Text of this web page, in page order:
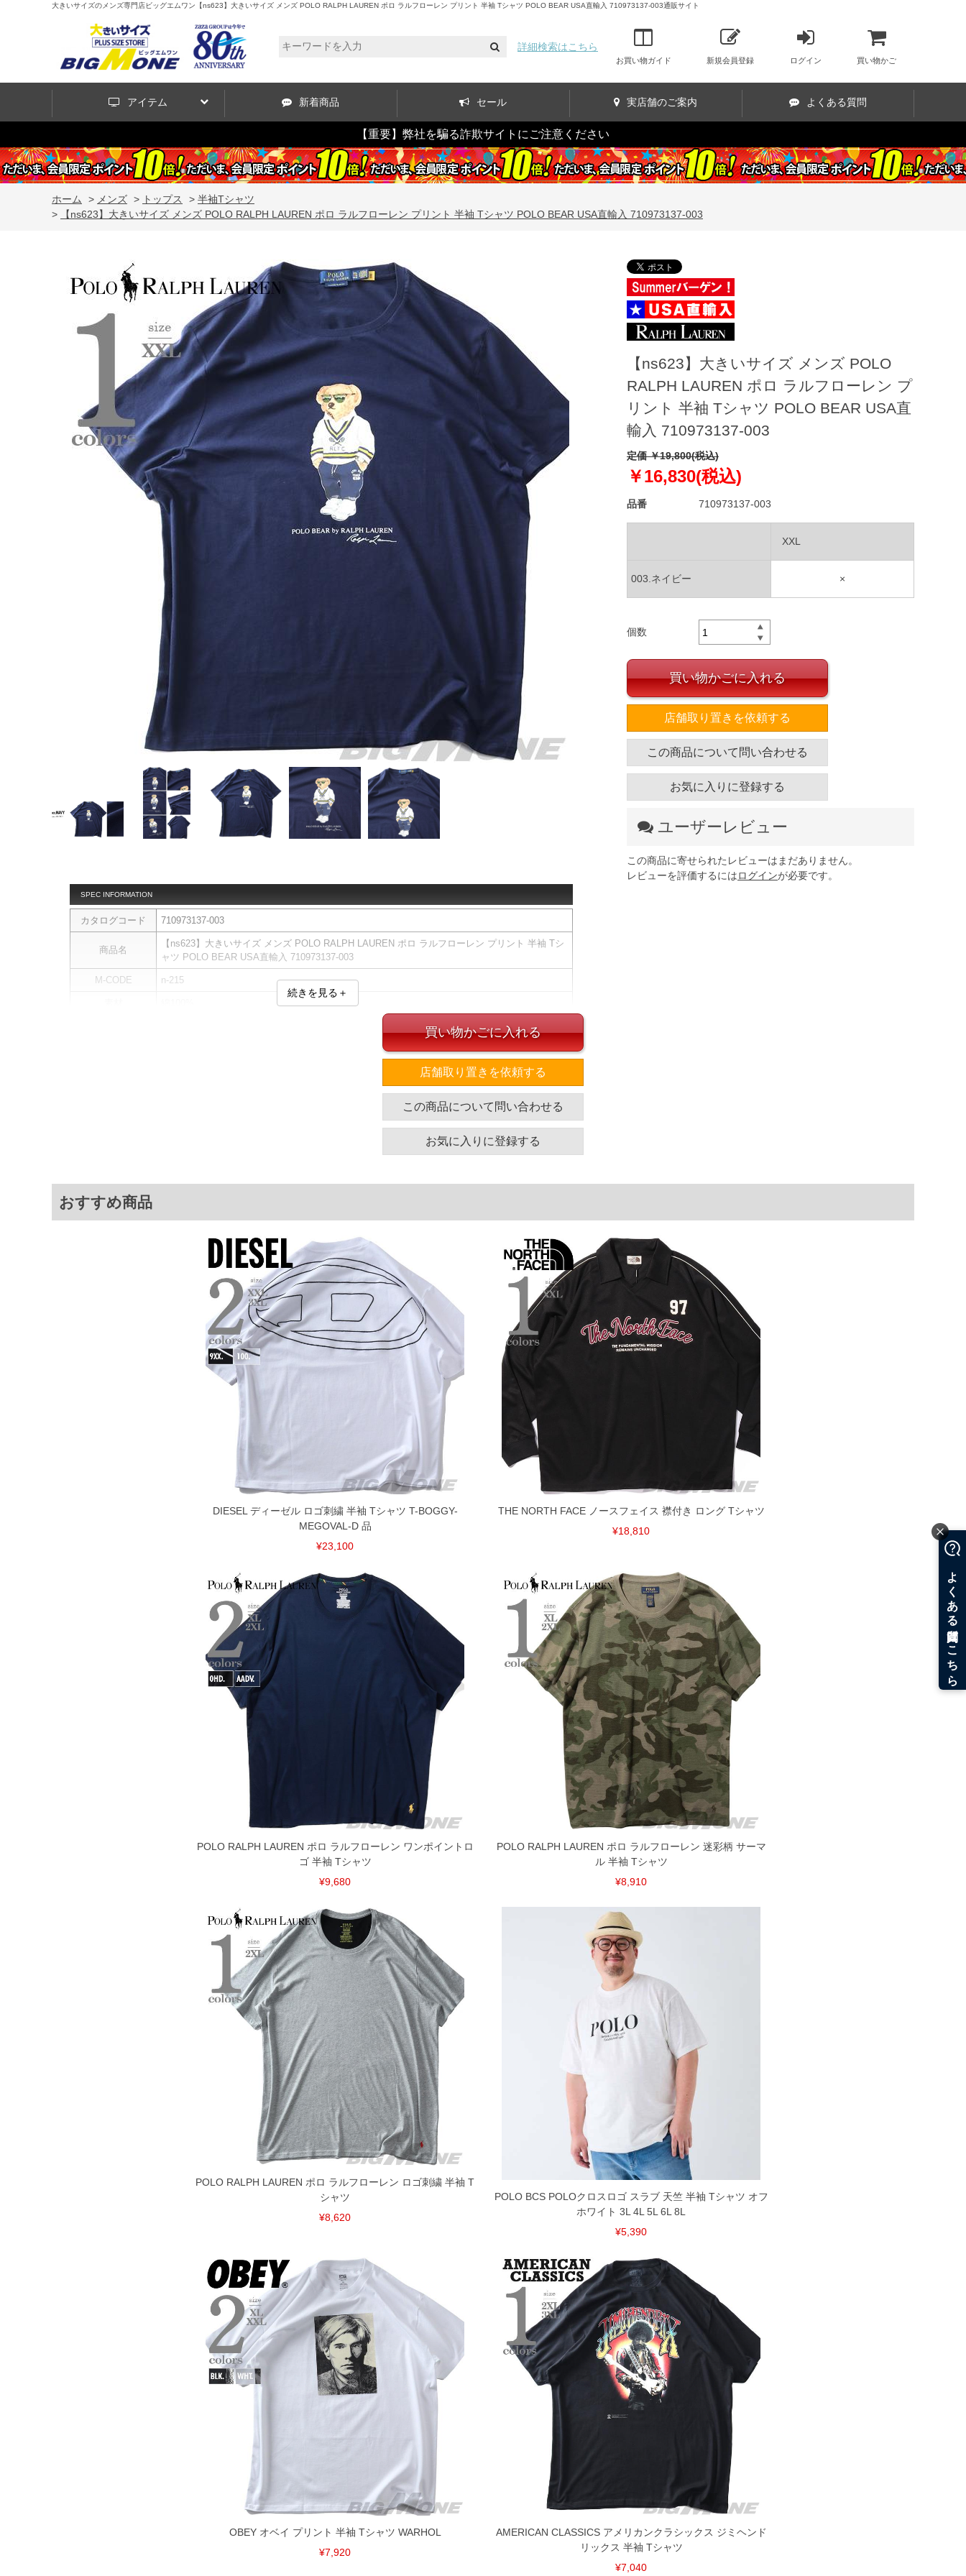
大きいサイズのメンズ専門店ビッグエムワン【ns623】大きいサイズ メンズ POLO RALPH LAUREN ポロ ラルフローレン プリント 半袖 Tシャツ POLO BEAR USA直輸入 710973137-003通販サイト
詳細検索はこちら
お買い物ガイド 新規会員登録 ログイン 買い物かご
アイテム 新着商品 セール 実店舗のご案内 よくある質問
【重要】弊社を騙る詐欺サイトにご注意ください
ホーム > メンズ > トップス > 半袖Tシャツ
>
【ns623】大きいサイズ メンズ POLO RALPH LAUREN ポロ ラルフローレン プリント 半袖 Tシャツ POLO BEAR USA直輸入 710973137-003
SPEC INFORMATION
カタログコード 710973137-003
商品名
【ns623】大きいサイズ メンズ POLO RALPH LAUREN ポロ ラルフローレン プリント 半袖 Tシ
ャツ POLO BEAR USA直輸入 710973137-003
M-CODE n-215
胸囲 着丈
128
76
単位はcm
面）によって、商品の色味が若干異なる場合がございます。予めご了承ください。
※上記サイズが実際の商品に付いているタグのサイズ表記と異なる場合があります。お取り扱い前に
商品付属タグの記載もご確認下さい。
寄せ等により、お客様にご迷惑をお掛けしてしまう場合がございます。そのようなことがない様最大
限に努めておりますが、もしあった場合速やかにご連絡させて頂きますので予めご了承ください。
※【ボトムの裾上げをご希望の場合】
裾上げ料金は500円+税となります。
備考欄に股下●cmとご記入下さい。（裾上げ無料対象商品は1本につき税込6,000円以上の品が対象。
1本5,999円以下の商品は有料（500円+税）となります。）
出荷まで約1週間～20日間程お時間を頂く場合がございます。
尚、裾上げした商品は返品・交換不可となりますので、予めご了承下さい。
一部、お直しに対応出来ない商品がございます。(例：裾にファスナーや調節ひもが付いている、極
端なデザインが施されている等)
返品交換希望の方は、商品到着後1週間以内にご連絡ください。
下着(肌着)やワイシャツは商品の性質上、返品交換不可とさせて頂いております。予めご了承くださ
続きを見る＋
【ns623】大きいサイズ メンズ POLO
RALPH LAUREN ポロ ラルフローレン プ
リント 半袖 Tシャツ POLO BEAR USA直
輸入 710973137-003
定価 ￥19,800(税込)
￥16,830(税込)
品番 710973137-003
XXL
003.ネイビー ×
個数
買い物かごに入れる
店舗取り置きを依頼する
この商品について問い合わせる
お気に入りに登録する
ユーザーレビュー
この商品に寄せられたレビューはまだありません。
レビューを評価するにはログインが必要です。
買い物かごに入れる
店舗取り置きを依頼する
この商品について問い合わせる
お気に入りに登録する
おすすめ商品
DIESEL ディーゼル ロゴ刺繍 半袖 Tシャツ T-BOGGY-
MEGOVAL-D 品
¥23,100
THE NORTH FACE ノースフェイス 襟付き ロング Tシャツ
¥18,810
POLO RALPH LAUREN ポロ ラルフローレン ワンポイントロ
ゴ 半袖 Tシャツ
¥9,680
POLO RALPH LAUREN ポロ ラルフローレン 迷彩柄 サーマ
ル 半袖 Tシャツ
¥8,910
POLO RALPH LAUREN ポロ ラルフローレン ロゴ刺繍 半袖 T
シャツ
¥8,620
POLO BCS POLOクロスロゴ スラブ 天竺 半袖 Tシャツ オフ
ホワイト 3L 4L 5L 6L 8L
¥5,390
OBEY オベイ プリント 半袖 Tシャツ WARHOL
¥7,920
AMERICAN CLASSICS アメリカンクラシックス ジミヘンド
リックス 半袖 Tシャツ
¥7,040